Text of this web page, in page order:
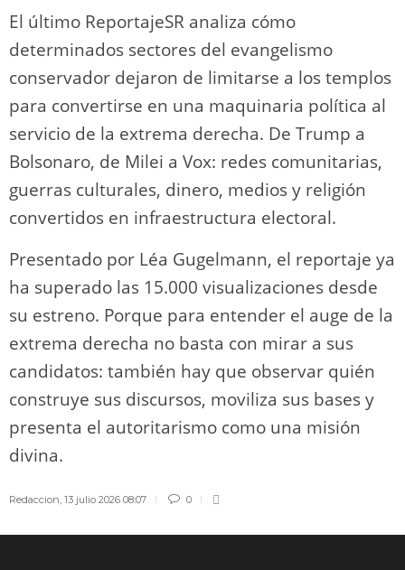
El último ReportajeSR analiza cómo
determinados sectores del evangelismo
conservador dejaron de limitarse a los templos
para convertirse en una maquinaria política al
servicio de la extrema derecha. De Trump a
Bolsonaro, de Milei a Vox: redes comunitarias,
guerras culturales, dinero, medios y religión
convertidos en infraestructura electoral.
Presentado por Léa Gugelmann, el reportaje ya
ha superado las 15.000 visualizaciones desde
su estreno. Porque para entender el auge de la
extrema derecha no basta con mirar a sus
candidatos: también hay que observar quién
construye sus discursos, moviliza sus bases y
presenta el autoritarismo como una misión
divina.
Redaccion, 13 julio 2026 08:07 0